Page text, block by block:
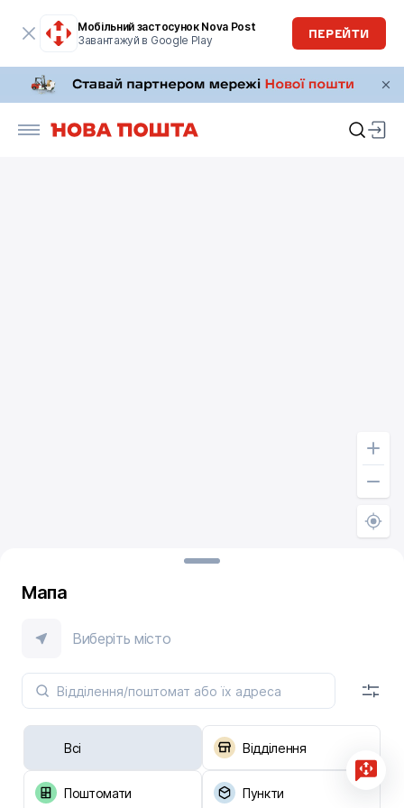
Мобільний застосунок Nova Post
Завантажуй в Google Play
ПЕРЕЙТИ
Мапа
Виберіть місто
Всі Відділення
Поштомати Пункти